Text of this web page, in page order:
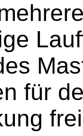
für